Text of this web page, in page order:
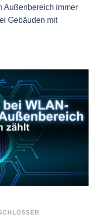
Außenbereich immer
Gebäuden mit